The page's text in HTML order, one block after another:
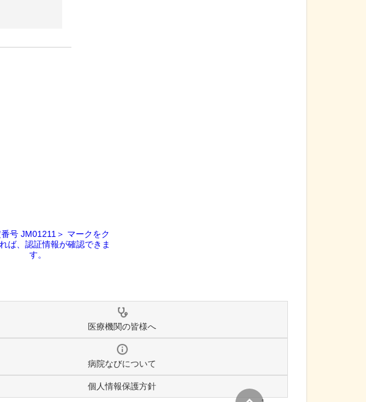
医療機関の皆様へ
病院なびについて
個人情報保護方針